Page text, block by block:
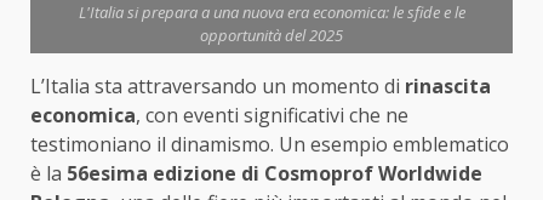
L'Italia si prepara a una nuova era economica: le sfide e le
opportunità del 2025
L’Italia sta attraversando un momento di rinascita
economica, con eventi significativi che ne
testimoniano il dinamismo. Un esempio emblematico
è la 56esima edizione di Cosmoprof Worldwide